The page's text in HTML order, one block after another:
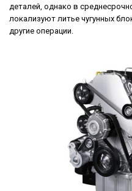
деталей, однако в
локализуют литье чугунных
другие операции.